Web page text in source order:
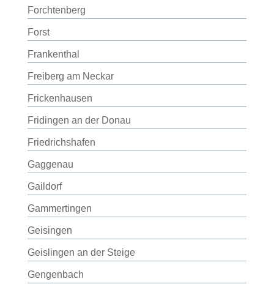
Forchtenberg
Forst
Frankenthal
Freiberg am Neckar
Frickenhausen
Fridingen an der Donau
Friedrichshafen
Gaggenau
Gaildorf
Gammertingen
Geisingen
Geislingen an der Steige
Gengenbach